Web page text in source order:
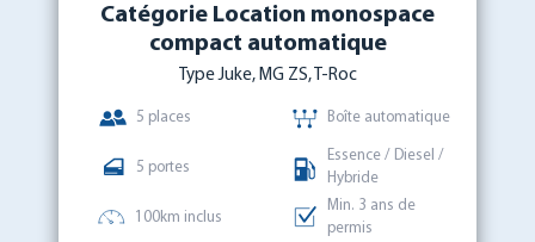
Catégorie Location monospace
compact automatique
Type Juke, MG ZS, T-Roc
5 places Boîte automatique
5 portes
Essence / Diesel /
Hybride
100km inclus
Min. 3 ans de
permis